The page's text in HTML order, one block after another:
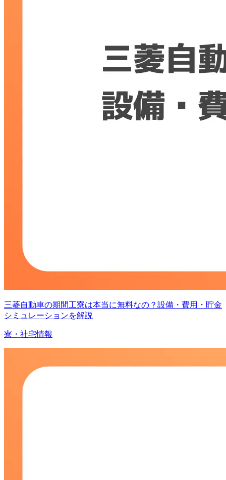
三菱自動車の期間工寮は本当に無料なの？設備・費用・貯金
シミュレーションを解説
寮・社宅情報